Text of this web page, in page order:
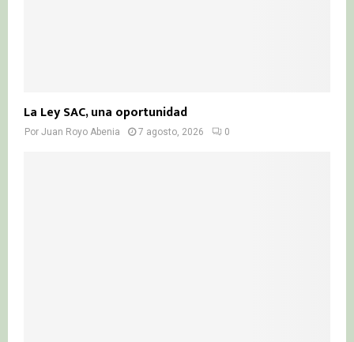
La Ley SAC, una oportunidad
Por Juan Royo Abenia 7 agosto, 2026 0